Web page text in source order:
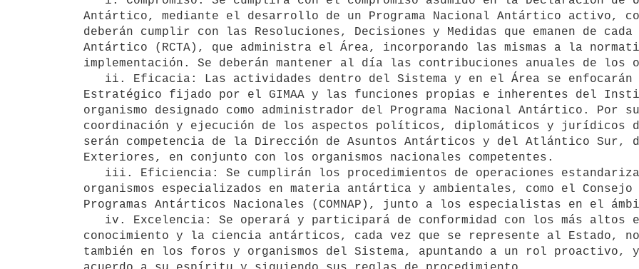
Antártico, mediante el desarrollo de un Programa Nacional Antártico activo,
deberán cumplir con las Resoluciones, Decisiones y Medidas que emanen de
Antártico (RCTA), que administra el Área, incorporando las mismas a la
implementación. Se deberán mantener al día las contribuciones anuales de los
Estratégico fijado por el GIMAA y las funciones propias e inherentes del
organismo designado como administrador del Programa Nacional Antártico.
coordinación y ejecución de los aspectos políticos, diplomáticos y
serán competencia de la Dirección de Asuntos Antárticos y del Atlántico Sur,
Exteriores, en conjunto con los organismos nacionales competentes.
organismos especializados en materia antártica y ambientales, como el
Programas Antárticos Nacionales (COMNAP), junto a los especialistas en el
conocimiento y la ciencia antárticos, cada vez que se represente al Estado,
también en los foros y organismos del Sistema, apuntando a un rol proactivo,